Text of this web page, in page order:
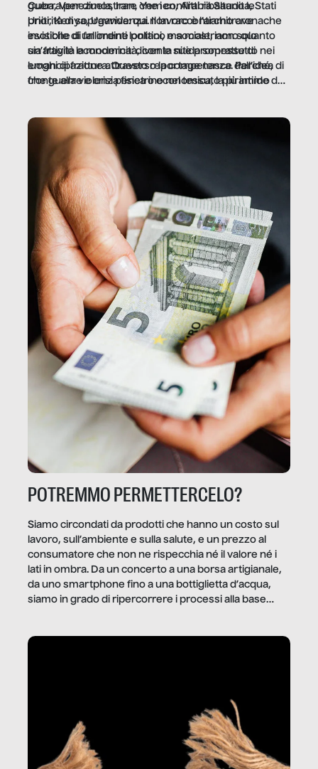
guerra per dimostrare che i conflitti ribaltano le
priorità di sopravvivenza. Il lavoro è l’architrave
invisibile di un ordine politico e sociale, non solo
un’attività economica: diventa nitida soprattutto nei
luoghi di frattura. Questo reportage nasce dall’idea
che guerre e crisi penetrino nel tessuto più intimo
Cuba, Venezuela, Iran, Yemen, Arabia Saudita, Stati
Uniti, Kenya, Uganda: qui non raccontiamo cronache
esotiche di fallimenti lontani, ma mostriamo quanto
sia fragile la modernità, con le sue promesse di
emancipazione attraverso la competenza. Perché, di
fronte alla violenza fisica o economica, la piramide del
POTREMMO PERMETTERCELO?
Siamo circondati da prodotti che hanno un costo sul
lavoro, sull’ambiente e sulla salute, e un prezzo al
consumatore che non ne rispecchia né il valore né i
lati in ombra. Da un concerto a una borsa artigianale,
da uno smartphone fino a una bottiglietta d’acqua,
siamo in grado di ripercorrere i processi alla base
dietro gli oggetti e i servizi che fanno la nostra vita